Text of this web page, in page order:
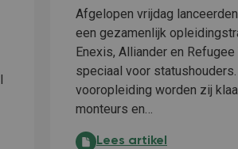
Afgelopen vrijdag
een gezamenlijk
Enexis, Alliander en Refugee
speciaal voor
vooropleiding worden zij
monteurs en…
Lancering Energy Skills:
Lees artikel